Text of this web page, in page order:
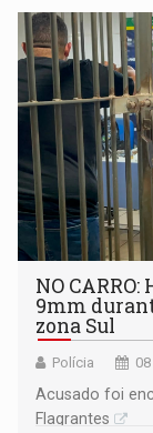
NO
9mm
zona Sul
Polícia
Acusado foi
Flagrantes